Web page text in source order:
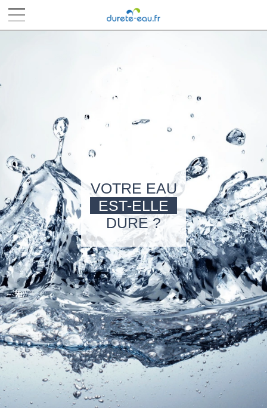
VOTRE EAU
EST-ELLE
DURE ?